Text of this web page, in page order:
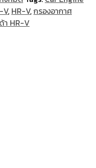
V, HR-V,กรองอากาศ
า HR-V